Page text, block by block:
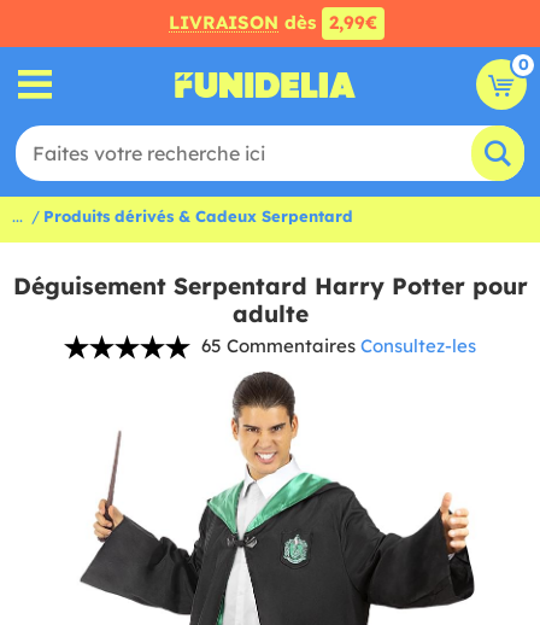
LIVRAISON dès 2,99€
0
... Produits dérivés & Cadeux Serpentard
Déguisement Serpentard Harry Potter pour
adulte
65 Commentaires Consultez-les